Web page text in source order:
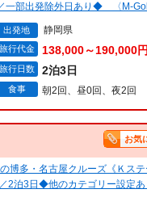
一部出発除外日あり◆ 〈M-Golf
出発地 静岡県
旅行代金 138,000～190,000円
旅行日数 2泊3日
食事 朝2回、昼0回、夜2回
お気
博多・名古屋クルーズ《Ｋス
2泊3日◆他のカテゴリー設定あ